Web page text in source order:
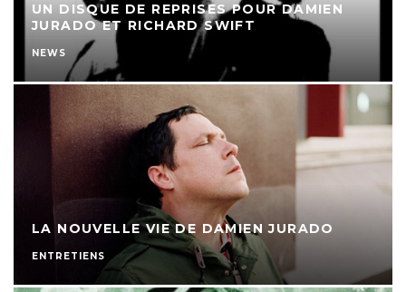
UN DISQUE DE REPRISES POUR DAMIEN
JURADO ET RICHARD SWIFT
NEWS
LA NOUVELLE VIE DE DAMIEN JURADO
ENTRETIENS